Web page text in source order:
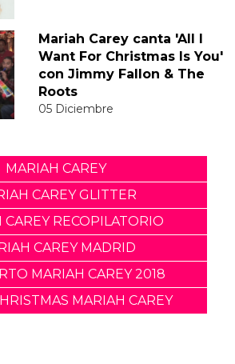
Mariah Carey canta 'All I
Want For Christmas Is You'
con Jimmy Fallon & The
Roots
05 Diciembre
MARIAH CAREY
CAREY GLITTER
CAREY RECOPILATORIO
CAREY MADRID
MARIAH CAREY 2018
MARIAH CAREY